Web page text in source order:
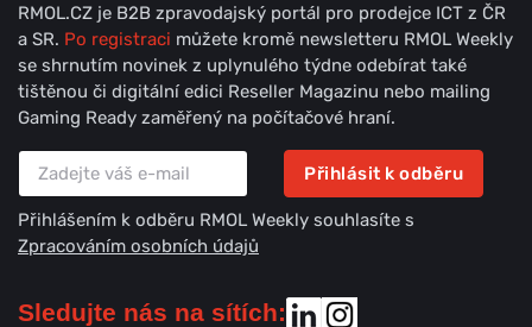
RMOL.CZ je B2B zpravodajský portál pro prodejce ICT z ČR
a SR. Po registraci můžete kromě newsletteru RMOL Weekly
se shrnutím novinek z uplynulého týdne odebírat také
tištěnou či digitální edici Reseller Magazinu nebo mailing
Gaming Ready zaměřený na počítačové hraní.
Přihlásit k odběru
Přihlášením k odběru RMOL Weekly souhlasíte s
Zpracováním osobních údajů
Sledujte nás na sítích: